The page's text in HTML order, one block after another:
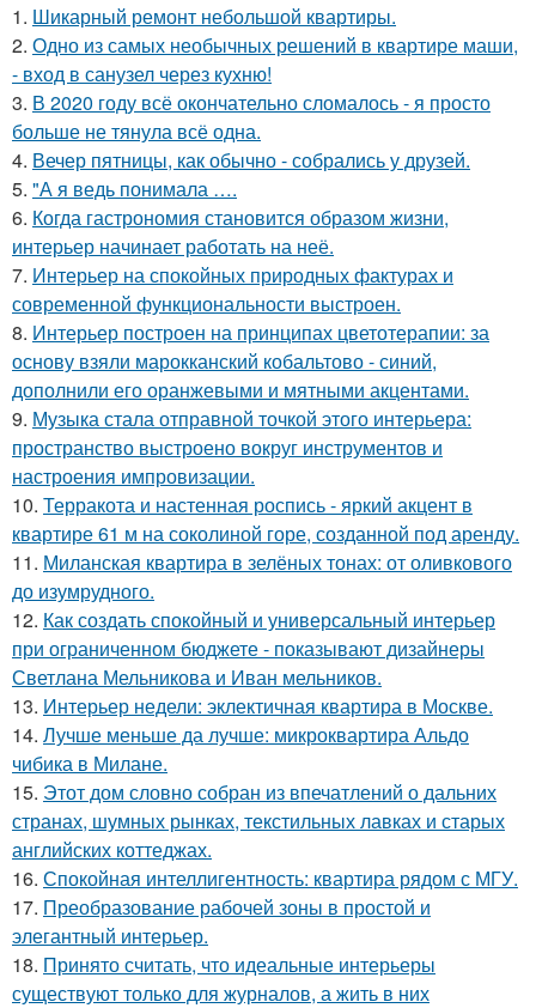
1. Шикарный ремонт небольшой квартиры.
2. Одно из самых необычных решений в квартире маши,
- вход в санузел через кухню!
3. В 2020 году всё окончательно сломалось - я просто
больше не тянула всё одна.
4. Вечер пятницы, как обычно - собрались у друзей.
5. "А я ведь понимала ….
6. Когда гастрономия становится образом жизни,
интерьер начинает работать на неё.
7. Интерьер на спокойных природных фактурах и
современной функциональности выстроен.
8. Интерьер построен на принципах цветотерапии: за
основу взяли марокканский кобальтово - синий,
дополнили его оранжевыми и мятными акцентами.
9. Музыка стала отправной точкой этого интерьера:
пространство выстроено вокруг инструментов и
настроения импровизации.
10. Терракота и настенная роспись - яркий акцент в
квартире 61 м на соколиной горе, созданной под аренду.
11. Миланская квартира в зелёных тонах: от оливкового
до изумрудного.
12. Как создать спокойный и универсальный интерьер
при ограниченном бюджете - показывают дизайнеры
Светлана Мельникова и Иван мельников.
13. Интерьер недели: эклектичная квартира в Москве.
14. Лучше меньше да лучше: микроквартира Альдо
чибика в Милане.
15. Этот дом словно собран из впечатлений о дальних
странах, шумных рынках, текстильных лавках и старых
английских коттеджах.
16. Спокойная интеллигентность: квартира рядом с МГУ.
17. Преобразование рабочей зоны в простой и
элегантный интерьер.
18. Принято считать, что идеальные интерьеры
существуют только для журналов, а жить в них